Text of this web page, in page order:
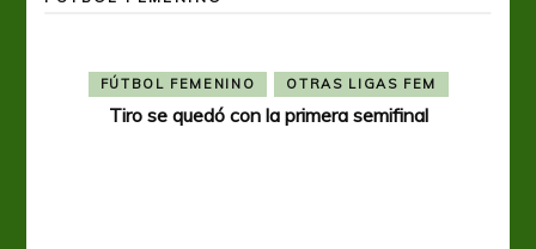
FÚTBOL FEMENINO OTRAS LIGAS FEM
Tiro se quedó con la primera semifinal